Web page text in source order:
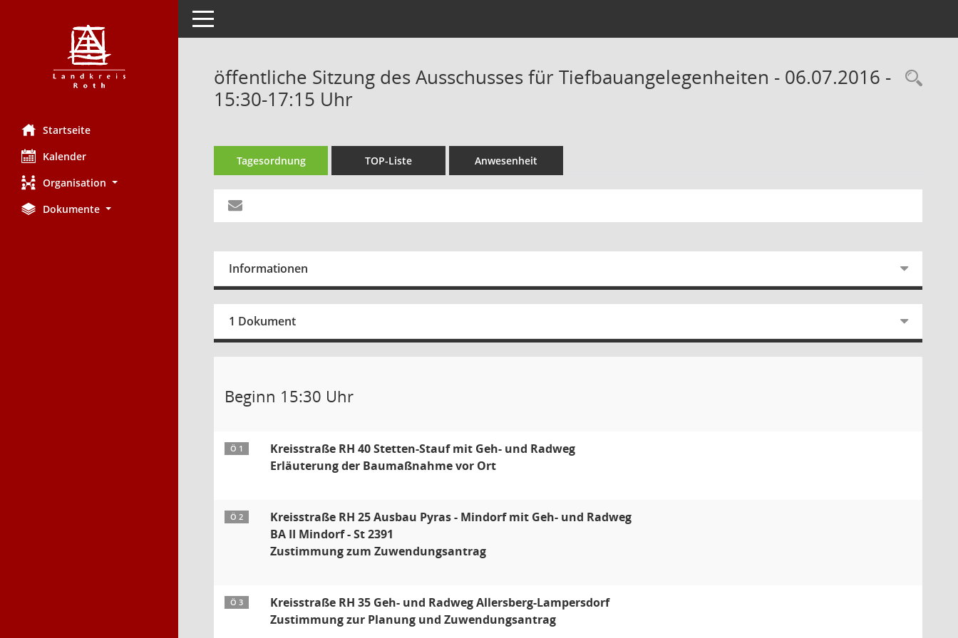
Startseite
Kalender
Organisation
Dokumente
Toggle navigation
öffentliche Sitzung des Ausschusses für Tiefbauangelegenheiten - 06.07.2016 -
15:30-17:15 Uhr
Tagesordnung TOP-Liste Anwesenheit
Informationen
1 Dokument
Beginn 15:30 Uhr
Ö 1
Kreisstraße RH 40 Stetten-Stauf mit Geh- und Radweg
Erläuterung der Baumaßnahme vor Ort
Ö 2
Kreisstraße RH 25 Ausbau Pyras - Mindorf mit Geh- und Radweg
BA II Mindorf - St 2391
Zustimmung zum Zuwendungsantrag
Ö 3
Kreisstraße RH 35 Geh- und Radweg Allersberg-Lampersdorf
Zustimmung zur Planung und Zuwendungsantrag